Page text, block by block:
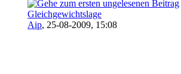
Gleichgewichtslage
Aip, 25-08-2009, 15:08